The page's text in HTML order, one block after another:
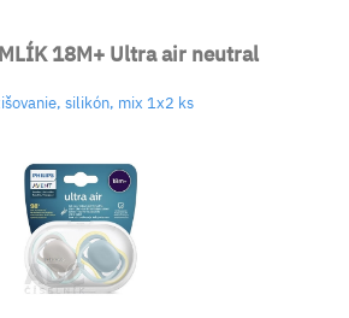
18M+ Ultra air neutral
silikón, mix 1x2 ks